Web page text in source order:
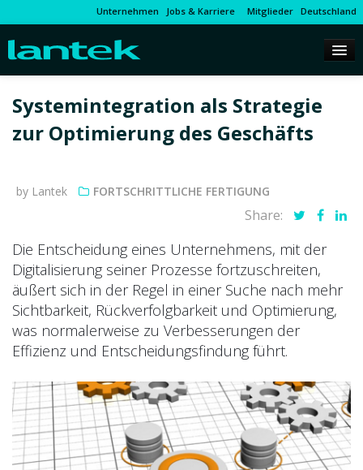
Unternehmen Jobs & Karriere Mitglieder Deutschland
Systemintegration als Strategie
zur Optimierung des Geschäfts
by Lantek FORTSCHRITTLICHE FERTIGUNG
Share:
Die Entscheidung eines Unternehmens, mit der
Digitalisierung seiner Prozesse fortzuschreiten,
äußert sich in der Regel in einer Suche nach mehr
Sichtbarkeit, Rückverfolgbarkeit und Optimierung,
was normalerweise zu Verbesserungen der
Effizienz und Entscheidungsfindung führt.